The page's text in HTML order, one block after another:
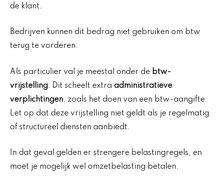
de klant.
Bedrijven kunnen dit bedrag niet gebruiken om btw
terug te vorderen.
Als particulier val je meestal onder de btw-
vrijstelling. Dit scheelt extra administratieve
verplichtingen, zoals het doen van een btw-aangifte.
Let op dat deze vrijstelling niet geldt als je regelmatig
of structureel diensten aanbiedt.
In dat geval gelden er strengere belastingregels, en
moet je mogelijk wel omzetbelasting betalen.